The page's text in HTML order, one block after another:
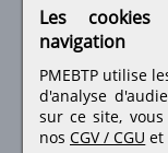
Les cookies
navigation
PMEBTP utilise
d'analyse
sur ce site,
nos CGV / CGU et